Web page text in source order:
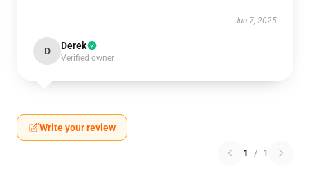
Jun 7, 2025
D Derek
Verified owner
Write your review
1 / 1